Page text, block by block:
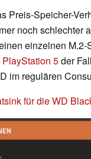
Preis-Speicher-
noch schlechter
einzelnen
5der
im regulären
für die WD